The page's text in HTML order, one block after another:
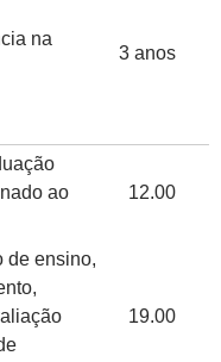
na
3 anos
ao
12.00
de ensino,
19.00